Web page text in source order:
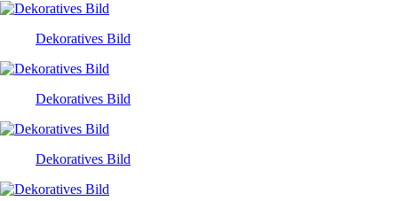
Dekoratives Bild
Dekoratives Bild
Dekoratives Bild